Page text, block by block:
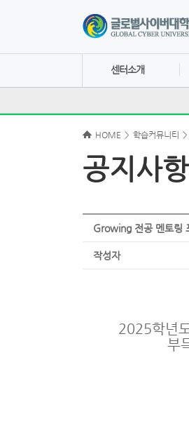
센터소개
HOME > 학습커뮤니티 >
공지사항
Growing 전공 멘토링
작성자
2025학년
부